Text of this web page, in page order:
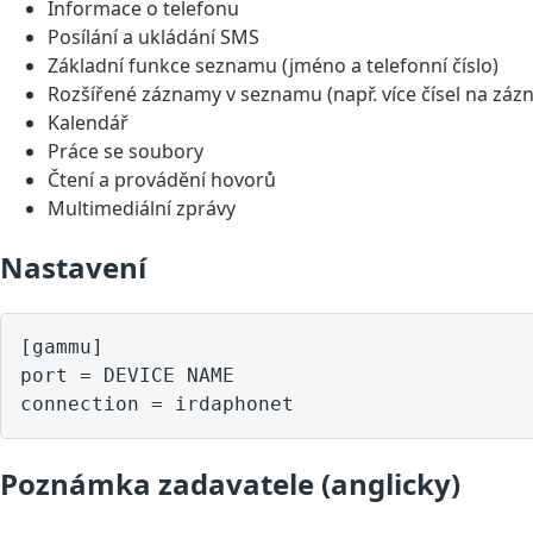
Informace o telefonu
Posílání a ukládání SMS
Základní funkce seznamu (jméno a telefonní číslo)
Rozšířené záznamy v seznamu (např. více čísel na
Kalendář
Práce se soubory
Čtení a provádění hovorů
Multimediální zprávy
Nastavení
[gammu]
port = DEVICE NAME
Poznámka zadavatele (anglicky)